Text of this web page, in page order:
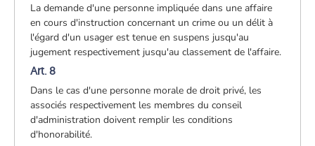
La demande d'une personne impliquée dans une affaire
en cours d'instruction concernant un crime ou un délit à
l'égard d'un usager est tenue en suspens jusqu'au
jugement respectivement jusqu'au classement de l'affaire.
Art. 8
Dans le cas d'une personne morale de droit privé, les
associés respectivement les membres du conseil
d'administration doivent remplir les conditions
d'honorabilité.